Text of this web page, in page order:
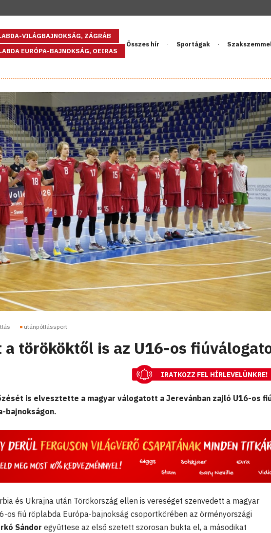
VILÁGBAJNOKSÁG, ZÁGRÁB
EURÓPA-BAJNOKSÁG, OEIRAS
Összes hír Sportágak
utánpótlássport
a törököktől is az U16-os
IRATKOZZ FEL HÍRLEVELÜNKRE!
is elvesztette a magyar válogatott a Jerevánban zajló U16-os
bajnokságon.
és Ukrajna után Törökország ellen is vereséget szenvedett a magyar
os fiú röplabda Európa-bajnokság csoportkörében az örményországi
Sándor együttese az első szetett szorosan bukta el, a másodikat